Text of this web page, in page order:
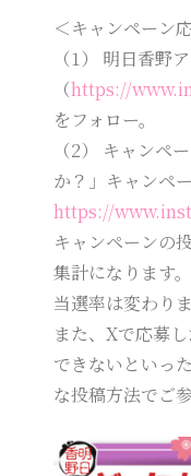
＜キャンペー
（1） 明日香野
（https://
をフォロー。
（2） キャンペ
か？」キャンペ
https://
キャンペーンの
集計になります
当選率は変わりま
また、Xで応募
できないといっ
な投稿方法でご